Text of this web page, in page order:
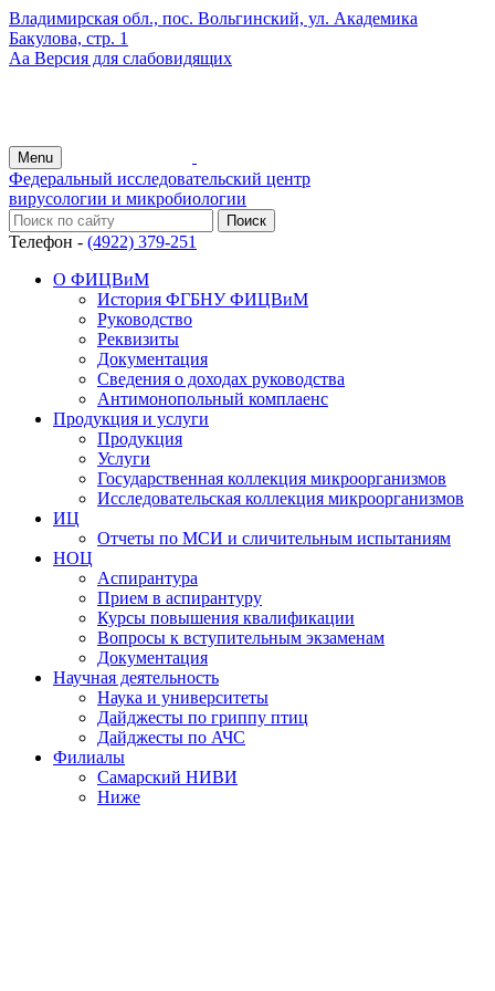
Владимирская обл., пос. Вольгинский, ул. Академика
Бакулова, стр. 1
Аа Версия для слабовидящих
Menu
Федеральный исследовательский центр
вирусологии и микробиологии
Телефон - (4922) 379-251
О ФИЦВиМ
История ФГБНУ ФИЦВиМ
Руководство
Реквизиты
Документация
Сведения о доходах руководства
Антимонопольный комплаенс
Продукция и услуги
Продукция
Услуги
Государственная коллекция микроорганизмов
Исследовательская коллекция микроорганизмов
ИЦ
Отчеты по МСИ и сличительным испытаниям
НОЦ
Аспирантура
Прием в аспирантуру
Курсы повышения квалификации
Вопросы к вступительным экзаменам
Документация
Научная деятельность
Наука и университеты
Дайджесты по гриппу птиц
Дайджесты по АЧС
Филиалы
Самарский НИВИ
Ниже